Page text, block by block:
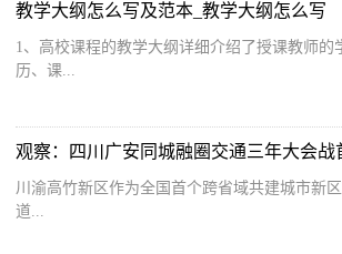
教学大纲怎么写及范本_教学大纲怎么写
1、高校课程的教学大纲详细介绍了授课教师的
历、课...
观察：四川广安同城融圈交通三年大会战
川渝高竹新区作为全国首个跨省域共建城市新
道...